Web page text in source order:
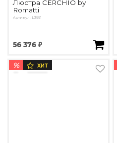
Люстра CERCHIO by
Romatti
Артикул: L3991
56 376 ₽
% ХИТ